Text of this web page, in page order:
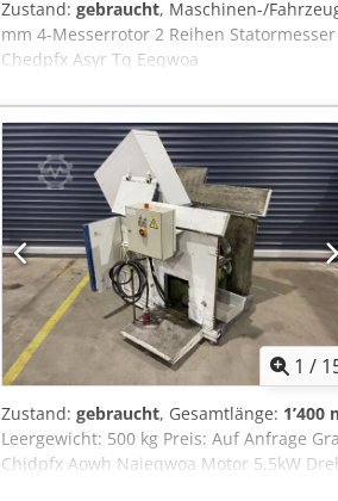
Zustand: gebraucht, Maschinen-/
mm 4-Messerrotor 2 Reihen
Chedpfx Asyr Tq Eeqwoa
1 /
Zustand: gebraucht, Gesamtlänge: 1’400
Leergewicht: 500 kg Preis: Auf Anfrage
Chjdpfx Aowh Naieqwoa Motor 5,5kW
ersetzt werden) Trichteröffnung: